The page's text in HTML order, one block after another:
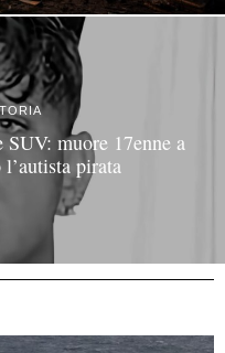
muore 17enne a
l’autista pirata